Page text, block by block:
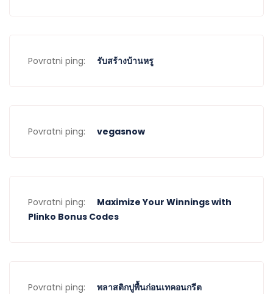
Povratni ping: รับสร้างบ้านหรู
Povratni ping: vegasnow
Povratni ping:
Maximize Your Winnings with
Plinko Bonus Codes
Povratni ping: พลาสติกปูพื้นก่อนเทคอนกรีต